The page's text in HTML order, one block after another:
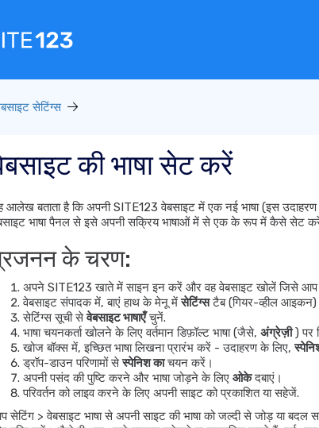
सेटिंग्स
की भाषा सेट करें
आलेख बताता है कि अपनी SITE123 वेबसाइट में एक नई भाषा (इस
भाषा पैनल से इसे अपनी सक्रिय भाषाओं में से एक के रूप में कैसे सेट
के चरण:
अपने SITE123 खाते में साइन इन करें और वह वेबसाइट खोलें जिसे आप
वेबसाइट संपादक में, बाएं हाथ के मेनू मेंसेटिंग्सटैब (गियर-व्हील
सेटिंग्स सूची सेवेबसाइट भाषाएँचुनें.
भाषा चयनकर्ता खोलने के लिए वर्तमान डिफ़ॉल्ट भाषा (जैसे, अंग्रेज़ी) पर
खोज बॉक्स में, इच्छित भाषा लिखना प्रारंभ करें - उदाहरण के लिए,
ड्रॉप-डाउन परिणामों सेस्पेनिश काचयन करें।
अपनी पसंद की पुष्टि करने और भाषा जोड़ने के लिए ओकेदबाएं।
परिवर्तन को लाइव करने के लिए अपनी साइट को प्रकाशित या सहेजें.
सेटिंग > वेबसाइट भाषा से अपनी साइट की भाषा को जल्दी से जोड़ या